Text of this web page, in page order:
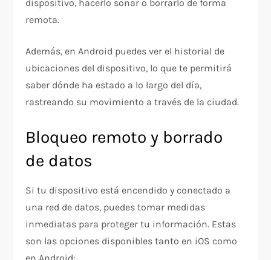
dispositivo, hacerlo sonar o borrarlo de forma
remota.
Además, en Android puedes ver el historial de
ubicaciones del dispositivo, lo que te permitirá
saber dónde ha estado a lo largo del día,
rastreando su movimiento a través de la ciudad.
Bloqueo remoto y borrado
de datos
Si tu dispositivo está encendido y conectado a
una red de datos, puedes tomar medidas
inmediatas para proteger tu información. Estas
son las opciones disponibles tanto en iOS como